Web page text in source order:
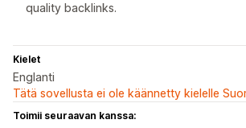
quality backlinks.
Kielet
Englanti
Tätä sovellusta ei ole käännetty kielelle
Toimii seuraavan kanssa: